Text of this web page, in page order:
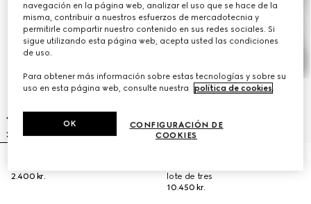
2.400 kr.
lote de tres
10.450 kr.
navegación en la página web, analizar el uso que se hace de la
misma, contribuir a nuestros esfuerzos de mercadotecnia y
permitirle compartir nuestro contenido en sus redes sociales. Si
sigue utilizando esta página web, acepta usted las condiciones
de uso.
Para obtener más información sobre estas tecnologías y sobre su
uso en esta página web, consulte nuestra
política de cookies.
CONFIGURACIÓN DE
COOKIES
OK